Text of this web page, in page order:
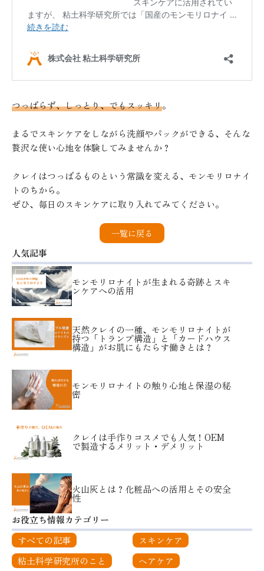
つっぱらず、しっとり、でもスッキリ。
まるでスキンケアをしながら洗顔やパックができる、そんな
贅沢な使い心地を体験してみませんか？
クレイはつっぱるものという常識を変える、モンモリロナイ
トのちから。
ぜひ、毎日のスキンケアに取り入れてみてください。
一覧に戻る
人気記事
モンモリロナイトが生まれる奇跡とスキ
ンケアへの活用
天然クレイの一種、モンモリロナイトが
持つ「トランプ構造」と「カードハウス
構造」がお肌にもたらす働きとは？
モンモリロナイトの触り心地と保湿の秘
密
クレイは手作りコスメでも人気！OEM
で製造するメリット・デメリット
火山灰とは？化粧品への活用とその安全
性
お役立ち情報カテゴリー
すべての記事
スキンケア
粘土科学研究所のこと
ヘアケア